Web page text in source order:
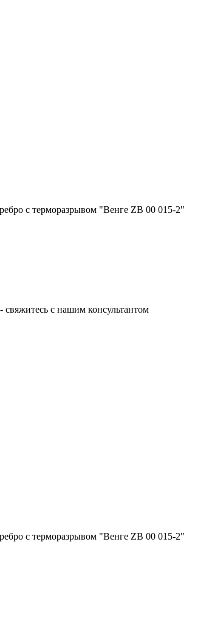
с терморазрывом "Венге ZB 00 015-2"
с нашим консультантом
с терморазрывом "Венге ZB 00 015-2"